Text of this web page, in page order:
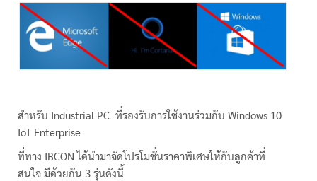
สำหรับ Industrial PC ที่รองรับการใช้งานร่วมกับ Windows 10
IoT Enterprise
ที่ทาง IBCON ได้นำมาจัดโปรโมชั่นราคาพิเศษให้กับลูกค้าที่
สนใจ มีด้วยกัน 3 รุ่นดังนี้